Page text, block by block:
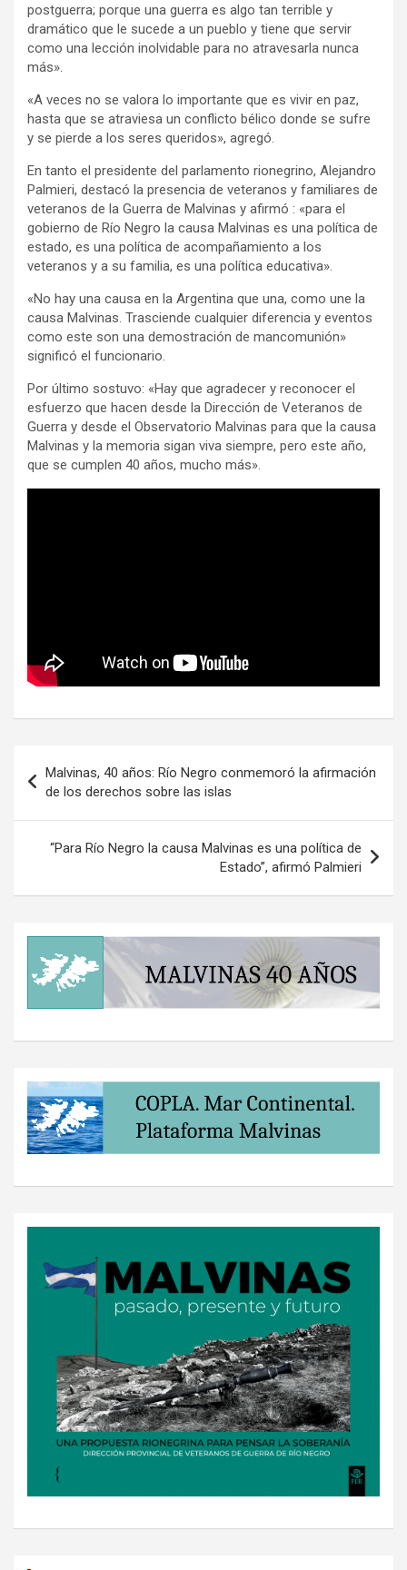
postguerra; porque una guerra es algo tan terrible y
dramático que le sucede a un pueblo y tiene que servir
como una lección inolvidable para no atravesarla nunca
más».
«A veces no se valora lo importante que es vivir en paz,
hasta que se atraviesa un conflicto bélico donde se sufre
y se pierde a los seres queridos», agregó.
En tanto el presidente del parlamento rionegrino, Alejandro
Palmieri, destacó la presencia de veteranos y familiares de
veteranos de la Guerra de Malvinas y afirmó : «para el
gobierno de Río Negro la causa Malvinas es una política de
estado, es una política de acompañamiento a los
veteranos y a su familia, es una política educativa».
«No hay una causa en la Argentina que una, como une la
causa Malvinas. Trasciende cualquier diferencia y eventos
como este son una demostración de mancomunión»
significó el funcionario.
Por último sostuvo: «Hay que agradecer y reconocer el
esfuerzo que hacen desde la Dirección de Veteranos de
Guerra y desde el Observatorio Malvinas para que la causa
Malvinas y la memoria sigan viva siempre, pero este año,
que se cumplen 40 años, mucho más».
de
entradas
Malvinas, 40 años: Río Negro conmemoró la afirmación
de los derechos sobre las islas
“Para Río Negro la causa Malvinas es una política de
Estado”, afirmó Palmieri